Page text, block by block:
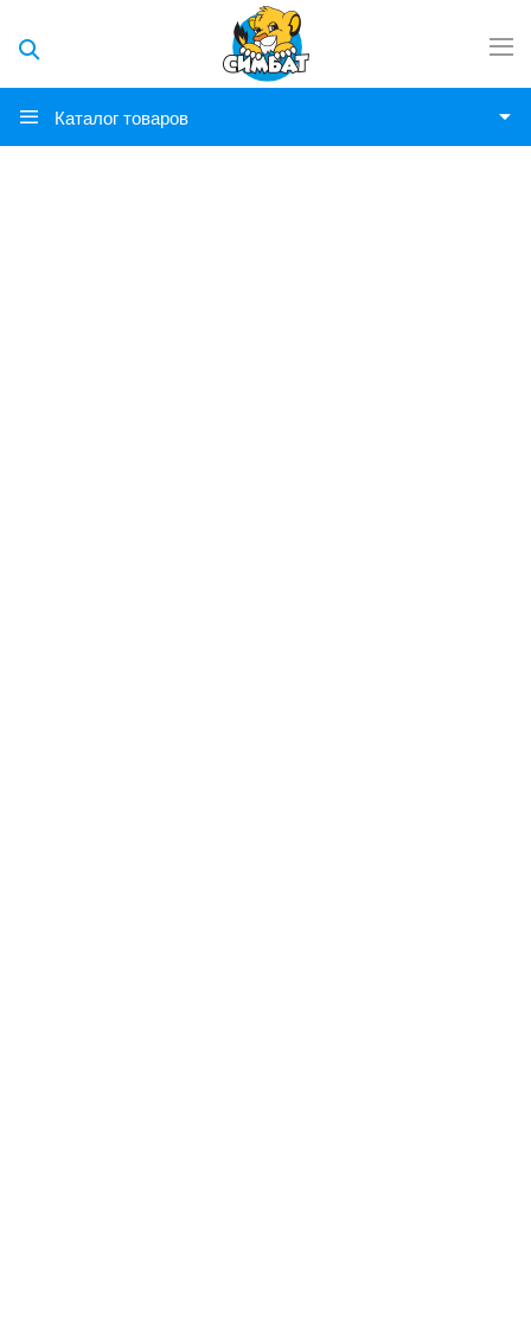
Каталог товаров